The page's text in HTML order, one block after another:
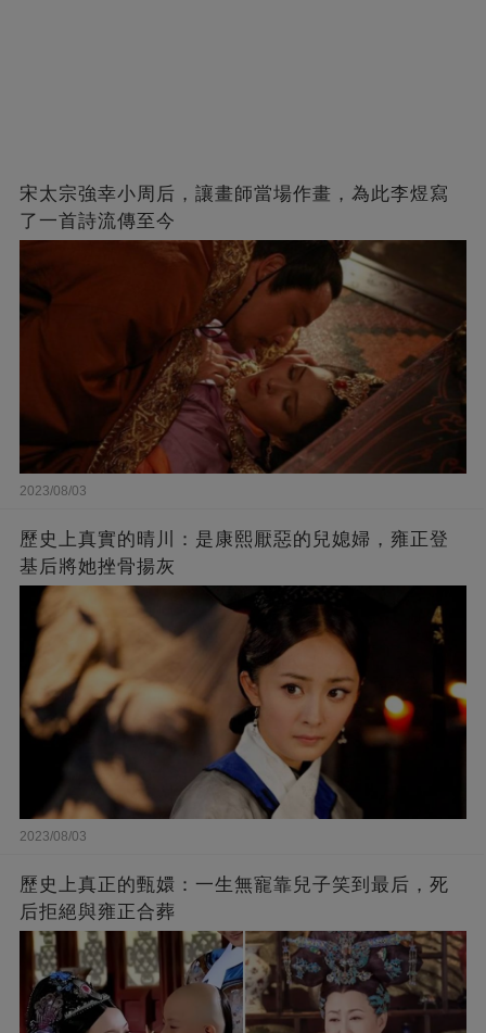
宋太宗強幸小周后，讓畫師當場作畫，為此李煜寫
了一首詩流傳至今
2023/08/03
歷史上真實的晴川：是康熙厭惡的兒媳婦，雍正登
基后將她挫骨揚灰
2023/08/03
歷史上真正的甄嬛：一生無寵靠兒子笑到最后，死
后拒絕與雍正合葬